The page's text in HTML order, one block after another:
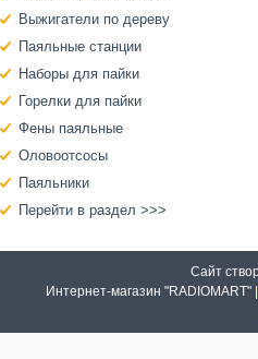
Выжигатели по дереву
Паяльные станции
Наборы для пайки
Горелки для пайки
Фены паяльные
Оловоотсосы
Паяльники
Перейти в раздел >>>
Сайт